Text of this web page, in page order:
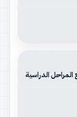
الدراسية